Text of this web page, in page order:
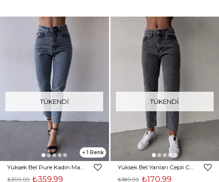
TÜKENDI
1
Yüksek Bel Pure Kadın Mavi Taş Detaylı Jean 23K000395
₺359,99
₺399,99
TÜKENDI
Yüksek Bel Yanları Cepli Cora Kadın Antrasit Pantolon 22K000561
₺170,99
₺189,99